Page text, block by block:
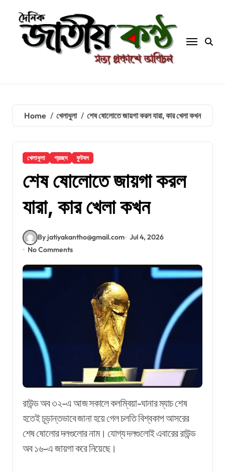
content
Home খেলাধুলা শেষ ষোলোতে জায়গা করল যারা, কার খেলা কখন
খেলাধুলা প্রচ্ছদ ফুটবল
শেষ ষোলোতে জায়গা করল
যারা, কার খেলা কখন
By jatiyakantho@gmail.com Jul 4, 2026
No Comments
রাউন্ড অব ৩২-এ আজ সকালে কলম্বিয়া-ঘানার ম্যাচ শেষ
হতেই চূড়ান্তভাবে জানা হয়ে গেল চলতি বিশ্বকাপ আসরের
শেষ ষোলোর দলগুলোর নাম। যোগ্য দলগুলোই এবারের রাউন্ড
অব ১৬-এ জায়গা করে নিয়েছে।